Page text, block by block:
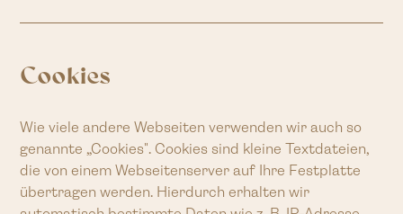
Cookies
Wie viele andere Webseiten verwenden wir auch so
genannte „Cookies". Cookies sind kleine Textdateien,
die von einem Webseitenserver auf Ihre Festplatte
übertragen werden. Hierdurch erhalten wir